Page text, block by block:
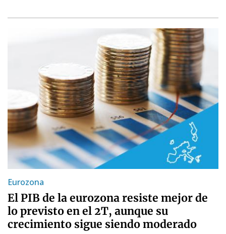
Eurozona
El PIB de la eurozona resiste mejor de
lo previsto en el 2T, aunque su
crecimiento sigue siendo moderado